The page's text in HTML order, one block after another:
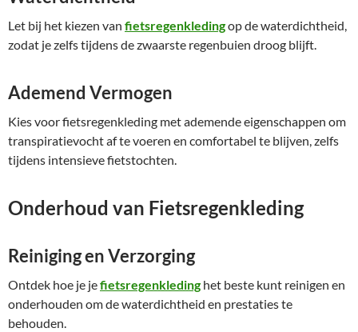
Let bij het kiezen van fietsregenkledingop de waterdichtheid,
zodat je zelfs tijdens de zwaarste regenbuien droog blijft.
Ademend Vermogen
Kies voor fietsregenkleding met ademende eigenschappen om
transpiratievocht af te voeren en comfortabel te blijven, zelfs
tijdens intensieve fietstochten.
Onderhoud van Fietsregenkleding
Reiniging en Verzorging
Ontdek hoe je jefietsregenkleding het beste kunt reinigen en
onderhouden om de waterdichtheid en prestaties te
behouden.